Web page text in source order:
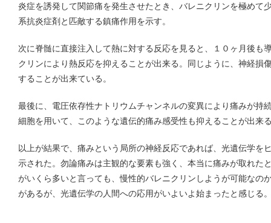
炎症を誘発して関節痛を発生させたとき、バレニクリンを極めて
系抗炎症剤と匹敵する鎮痛作用を示す。
次に脊髄に直接注入して熱に対する反応を見ると、１０ヶ月後も
クリンにより熱反応を抑えることが出来る。同じように、神経損
することが出来ている。
最後に、電圧依存性ナトリウムチャンネルの変異により痛みが持
細胞を用いて、このような遺伝的痛み感受性も抑えることが出来
以上が結果で、痛みという局所の神経反応であれば、光遺伝学を
示された。勿論痛みは主観的な要素も強く、本当に痛みが取れた
がいくら多いと言っても、慢性的バレニクリンしようが可能なの
があるが、光遺伝学の人間への応用がいよいよ始まったと感じる